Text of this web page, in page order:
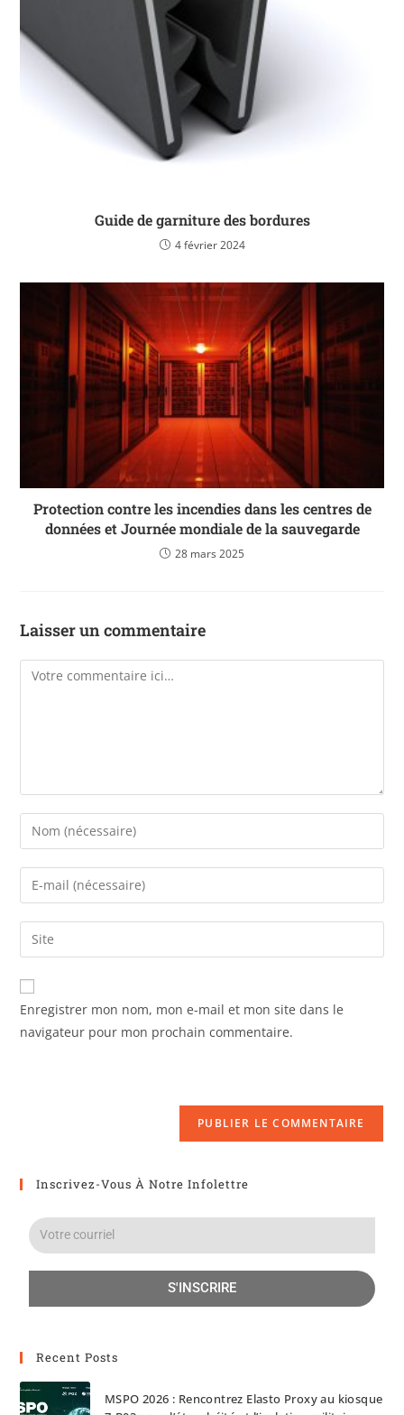
Guide de garniture des bordures
4 février 2024
Protection contre les incendies dans les centres de
données et Journée mondiale de la sauvegarde
28 mars 2025
Laisser un commentaire
Enregistrer mon nom, mon e-mail et mon site dans le
navigateur pour mon prochain commentaire.
Inscrivez-Vous À Notre Infolettre
S'INSCRIRE
Recent Posts
MSPO 2026 : Rencontrez Elasto Proxy au kiosque